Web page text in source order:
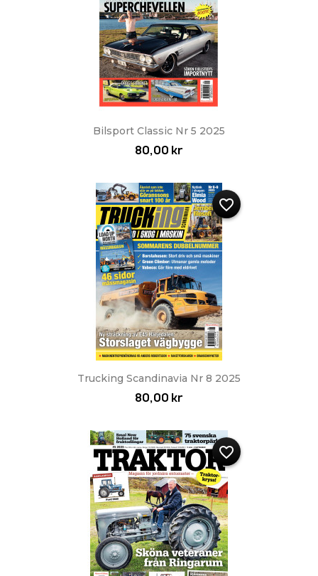
Bilsport Classic Nr 5 2025
80,00 kr
Trucking Scandinavia Nr 8 2025
80,00 kr
favorite_border
favorite_border